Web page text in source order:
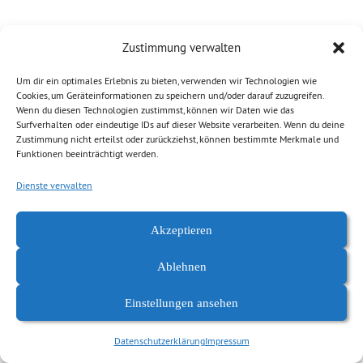
Zustimmung verwalten
Um dir ein optimales Erlebnis zu bieten, verwenden wir Technologien wie
Cookies, um Geräteinformationen zu speichern und/oder darauf zuzugreifen.
Wenn du diesen Technologien zustimmst, können wir Daten wie das
Surfverhalten oder eindeutige IDs auf dieser Website verarbeiten. Wenn du deine
Zustimmung nicht erteilst oder zurückziehst, können bestimmte Merkmale und
Funktionen beeinträchtigt werden.
Dienste verwalten
Akzeptieren
Ablehnen
Einstellungen ansehen
DatenschutzerklärungImpressum
Datenschutzerklärung